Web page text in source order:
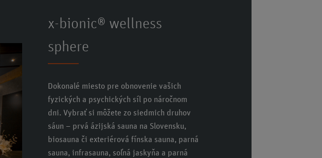
x-bionic® wellness
sphere
Dokonalé miesto pre obnovenie vašich
fyzických a psychických síl po náročnom
dni. Vybrať si môžete zo siedmich druhov
sáun – prvá ázijská sauna na Slovensku,
biosauna či exteriérová fínska sauna, parná
sauna, infrasauna, soľná jaskyňa a parná